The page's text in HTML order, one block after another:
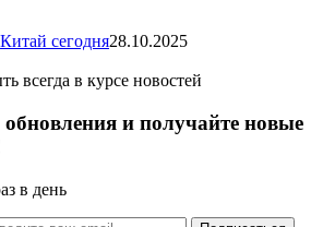
Китай сегодня28.10.2025
всегда в курсе новостей
и получайте новые
в день